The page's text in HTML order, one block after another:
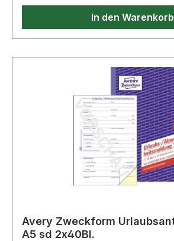
Kennzeichnung bzw.
In den Warenkorb
Avery Zweckform
A5 sd 2x40Bl.